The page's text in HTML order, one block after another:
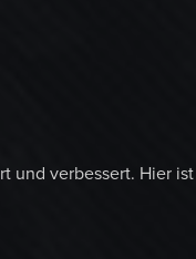
und verbessert. Hier ist